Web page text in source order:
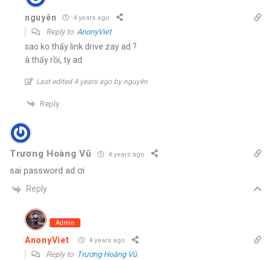
nguyên 4 years ago
Reply to AnonyViet
sao ko thấy link drive zay ad ?
à thấy rồi, ty ad
Last edited 4 years ago by nguyên
Reply
Trương Hoàng Vũ 4 years ago
sai password ad ơi
Reply
Admin
AnonyViet 4 years ago
Reply to Trương Hoàng Vũ